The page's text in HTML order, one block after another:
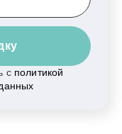
с политикой